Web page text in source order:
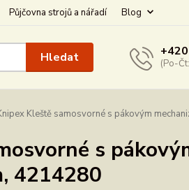
Půjčovna strojů a nářadí Blog
Hledat (Po-
Kleště samosvorné s pákovým
s
4214280